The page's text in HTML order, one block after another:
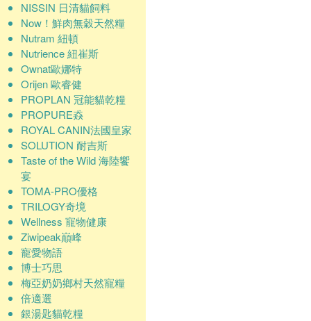
NISSIN 日清貓飼料
Now！鮮肉無穀天然糧
Nutram 紐頓
Nutrience 紐崔斯
Ownat歐娜特
Orijen 歐睿健
PROPLAN 冠能貓乾糧
PROPURE猋
ROYAL CANIN法國皇家
SOLUTION 耐吉斯
Taste of the Wild 海陸饗
宴
TOMA-PRO優格
TRILOGY奇境
Wellness 寵物健康
Ziwipeak巔峰
寵愛物語
博士巧思
梅亞奶奶鄉村天然寵糧
倍適選
銀湯匙貓乾糧